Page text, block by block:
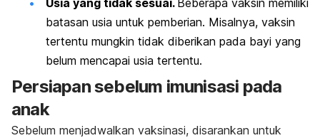
Usia yang tidak sesuai. Beberapa vaksin memiliki
batasan usia untuk pemberian. Misalnya, vaksin
tertentu mungkin tidak diberikan pada bayi yang
belum mencapai usia tertentu.
Persiapan sebelum imunisasi pada
anak
Sebelum menjadwalkan vaksinasi, disarankan untuk